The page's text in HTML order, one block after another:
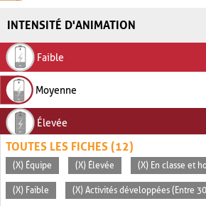
INTENSITÉ D'ANIMATION
Faible
Moyenne
Élevée
TOUTES LES FICHES (12)
(X) Équipe (X) Élevée (X) En classe et
(X) Faible (X) Activités développées (Entre